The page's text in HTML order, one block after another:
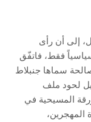
إلى أن رأى
فقط، فاتفّق
سماها جنبلاط
لحود ملف
المسيحية في
وزارة المهجرين،